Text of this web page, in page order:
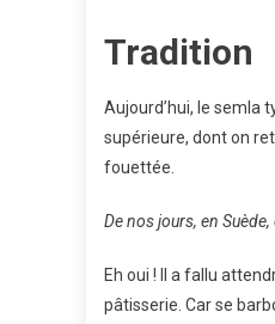
Tradition
Aujourd’hui, le semla
supérieure, dont on
fouettée.
De nos jours, en
Eh oui ! Il a fallu
pâtisserie. Car se